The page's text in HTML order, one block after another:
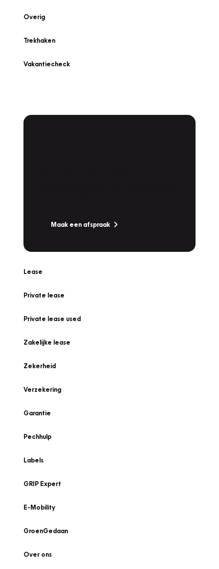
Overig
Trekhaken
Vakantiecheck
Maak een afspraak
Lease
Private lease
Private lease used
Zakelijke lease
Zekerheid
Verzekering
Garantie
Pechhulp
Labels
GRIP Expert
E-Mobility
GroenGedaan
Over ons